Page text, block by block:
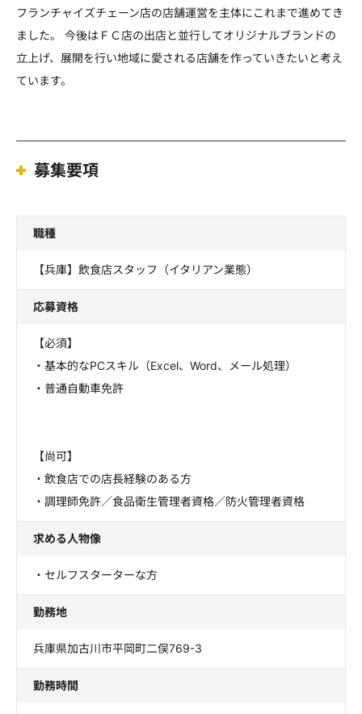
フランチャイズチェーン店の店舗運営を主体にこれまで進めてき
ました。 今後はＦＣ店の出店と並行してオリジナルブランドの
立上げ、展開を行い地域に愛される店舗を作っていきたいと考え
ています。
募集要項
職種
【兵庫】飲食店スタッフ（イタリアン業態）
応募資格
【必須】
・基本的なPCスキル（Excel、Word、メール処理）
・普通自動車免許
【尚可】
・飲食店での店長経験のある方
・調理師免許／食品衛生管理者資格／防火管理者資格
求める人物像
・セルフスターターな方
勤務地
兵庫県加古川市平岡町二俣769-3
勤務時間